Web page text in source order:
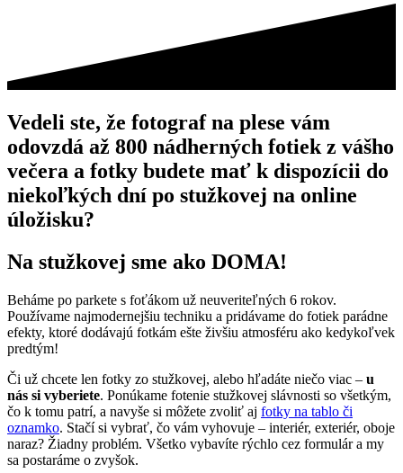
Vedeli ste, že fotograf na plese vám
odovzdá až 800 nádherných fotiek z vášho
večera a fotky budete mať k dispozícii do
niekoľkých dní po stužkovej na online
úložisku?
Na stužkovej sme ako DOMA!
Beháme po parkete s foťákom už neuveriteľných 6 rokov.
Používame najmodernejšiu techniku ​​a pridávame do fotiek parádne
efekty, ktoré dodávajú fotkám ešte živšiu atmosféru ako kedykoľvek
predtým!
Či už chcete len fotky zo stužkovej, alebo hľadáte niečo viac – u
nás si vyberiete. Ponúkame fotenie stužkovej slávnosti so všetkým,
čo k tomu patrí, a navyše si môžete zvoliť aj fotky na tablo či
oznamko. Stačí si vybrať, čo vám vyhovuje – interiér, exteriér, oboje
naraz? Žiadny problém. Všetko vybavíte rýchlo cez formulár a my
sa postaráme o zvyšok.